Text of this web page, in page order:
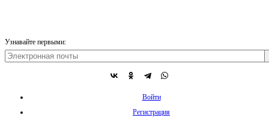
Узнавайте первыми:
Войти
Регистрация